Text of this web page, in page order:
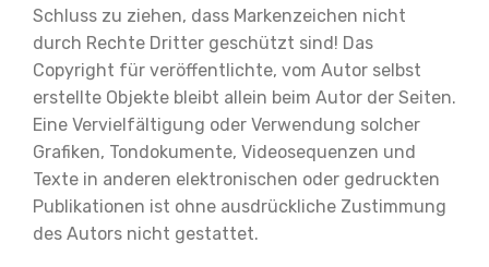
Schluss zu ziehen, dass Markenzeichen nicht
durch Rechte Dritter geschützt sind! Das
Copyright für veröffentlichte, vom Autor selbst
erstellte Objekte bleibt allein beim Autor der Seiten.
Eine Vervielfältigung oder Verwendung solcher
Grafiken, Tondokumente, Videosequenzen und
Texte in anderen elektronischen oder gedruckten
Publikationen ist ohne ausdrückliche Zustimmung
des Autors nicht gestattet.